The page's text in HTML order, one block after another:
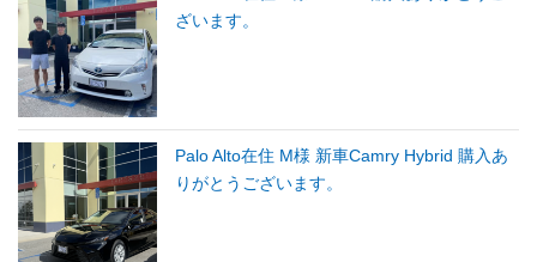
ざいます。
Palo Alto在住 M様 新車Camry Hybrid 購入あ
りがとうございます。